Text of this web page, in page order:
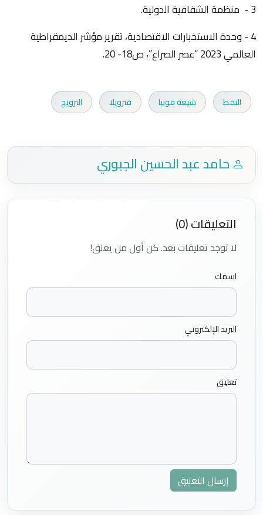
3 - منظمة الشفافية الدولية.
4 - وحدة الاستخبارات الاقتصادية، تقرير مؤشر الديمقراطية
العالمي 2023 “عصر الصراع”، ص18- 20.
النفط شيعة فوبيا فنزويلا النرويج
حامد عبد الحسين الجبوري
التعليقات (0)
لا توجد تعليقات بعد. كن أول من يعلق!
اسمك
البريد الإلكتروني
تعليق
إرسال التعليق